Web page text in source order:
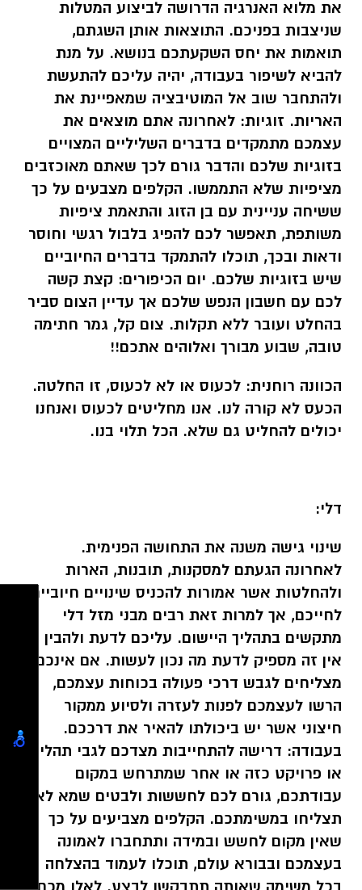
את מלוא האנרגיה הדרושה לביצוע המטלות
שניצבות בפניכם. התוצאות אותן השגתם,
תואמות את יחס השקעתכם בנושא. על מנת
להביא לשיפור בעבודה, יהיה עליכם להתעשת
ולהתחבר שוב אל המוטיבציה שמאפיינת את
האריות. זוגיות: לאחרונה אתם מוצאים את
עצמכם מתמקדים בדברים השליליים המצויים
בזוגיות שלכם והדבר גורם לכך שאתם מאוכזבים
מציפיות שלא התממשו. הקלפים מצבעים על כך
ששיחה עניינית עם בן הזוג והתאמת ציפיות
משותפת, תאפשר לכם להפיג בלבול רגשי וחוסר
ודאות ובכך, תוכלו להתמקד בדברים החיוביים
שיש בזוגיות שלכם. יום הכיפורים: קצת קשה
לכם עם חשבון הנפש שלכם אך עדיין הצום סביר
בהחלט ועובר ללא תקלות. צום קל, גמר חתימה
טובה, שבוע מבורך ואלוהים אתכם!!
הכוונה רוחנית: לכעוס או לא לכעוס, זו החלטה.
הכעס לא קורה לנו. אנו מחליטים לכעוס ואנחנו
יכולים להחליט גם שלא. הכל תלוי בנו.
דלי:
שינוי גישה משנה את התחושה הפנימית.
לאחרונה הגעתם למסקנות, תובנות, הארות
ולהחלטות אשר אמורות להכניס שינויים חיוביים
לחייכם, אך למרות זאת רבים מבני מזל דלי
מתקשים בתהליך היישום. עליכם לדעת ולהבין כי
אין זה מספיק לדעת מה נכון לעשות. אם אינכם
מצליחים לגבש דרכי פעולה בכוחות עצמכם,
הרשו לעצמכם לפנות לעזרה ולסיוע ממקור
חיצוני אשר יש ביכולתו להאיר את דרככם.
בעבודה: דרישה להתחייבות מצדכם לגבי תהליך
או פרויקט כזה או אחר שמתרחש במקום
עבודתכם, גורם לכם לחששות ולבטים שמא לא
תצליחו במשימתכם. הקלפים מצביעים על כך
שאין מקום לחשש ובמידה ותתחברו לאמונה
בעצמכם ובבורא עולם, תוכלו לעמוד בהצלחה